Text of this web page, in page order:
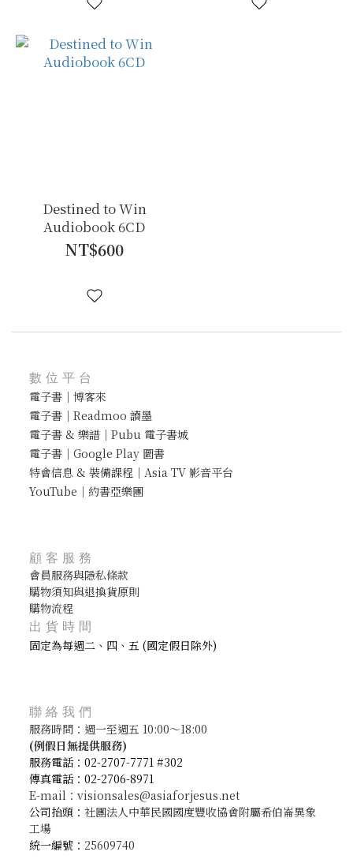
Destined to Win
Audiobook 6CD
NT$600
數位平台
電子書｜博客來
電子書｜Readmoo 讀墨
電子書 & 樂譜｜Pubu 電子書城
電子書｜Google Play 圖書
特會信息 & 裝備課程｜Asia TV 影音平台
YouTube｜約書亞樂團
顧客服務
會員服務與隱私條款
購物須知與退換貨原則
購物流程
出貨時間
固定為每週二、四、五 (國定假日除外)
聯絡我們
服務時間：週一至週五 10:00～18:00
(例假日無提供服務)
服務電話：02-2707-7771 #302
傳真電話：02-2706-8971
E-mail：visionsales@asiaforjesus.net
公司抬頭： 社團法人中華民國國度豐收協會附屬希伯崙異象
工場
統一編號： 25609740